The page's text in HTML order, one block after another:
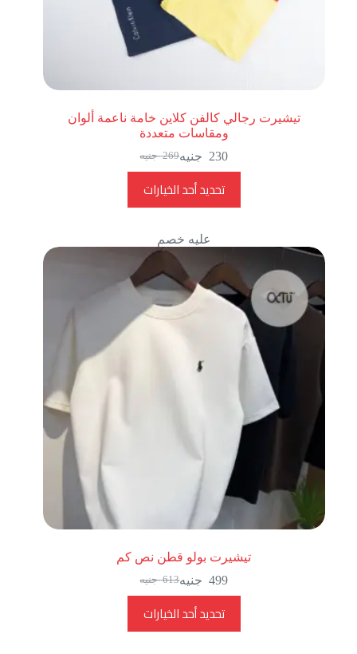
تيشيرت رجالي كالفن كلاين خامة ناعمة ألوان
ومقاسات متعددة
269 جنيه 230 جنيه
تحديد أحد الخيارات
عليه خصم
تيشيرت بولو قطن نص كم
613 جنيه 499 جنيه
تحديد أحد الخيارات